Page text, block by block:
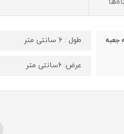
جعبه طول : 6 سانتی متر
عرض: 6سانتی متر